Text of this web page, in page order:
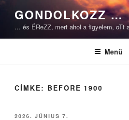
Tartalomhoz
GONDOLKOZZ …
… és ÉReZZ, mert ahol a figyelem, oTt
Menü
CÍMKE: BEFORE 1900
BEKÜLDVE:
2026. JÚNIUS 7.